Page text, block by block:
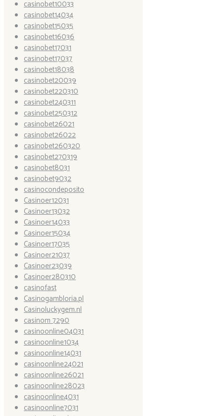
casinobet10033
casinobet14034
casinobet15035
casinobet16036
casinobet17031
casinobet17037
casinobet18038
casinobet20039
casinobet220310
casinobet240311
casinobet250312
casinobet26021
casinobet26022
casinobet260320
casinobet270319
casinobet8031
casinobet9032
casinocondeposito
Casinoer12031
Casinoer13032
Casinoer14033
Casinoer15034
Casinoer17035
Casinoer21037
Casinoer23039
Casinoer280310
casinofast
Casinogambloria.pl
Casinoluckygem.nl
casinom 7290
casinoonline04031
casinoonline1034
casinoonline14031
casinoonline24021
casinoonline26021
casinoonline28023
casinoonline4031
casinoonline7031